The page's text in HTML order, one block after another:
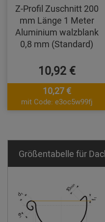
Z-Profil Zuschnitt 200
mm Länge 1 Meter
Aluminium walzblank
0,8 mm (Standard)
10,92 €
10,27 €
mit Code: e3oc5w99fj
Größentabelle für